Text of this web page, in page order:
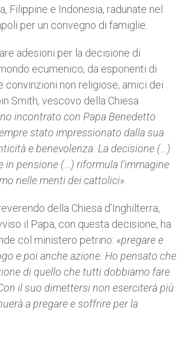
Filippine e Indonesia, radunate nel
per un convegno di famiglie.
adesioni per la decisione di
ecumenico, da esponenti di
convinzioni non religiose, amici dei
Smith, vescovo della Chiesa
incontrato con Papa Benedetto
stato impressionato dalla sua
e benevolenza. La decisione (…)
in pensione (…) riformula l’immagine
nelle menti dei cattolici».
della Chiesa d’Inghilterra,
il Papa, con questa decisione, ha
col ministero petrino: «pregare e
e poi anche azione. Ho pensato che
di quello che tutti dobbiamo fare
il suo dimettersi non eserciterà più
a pregare e soffrire per la